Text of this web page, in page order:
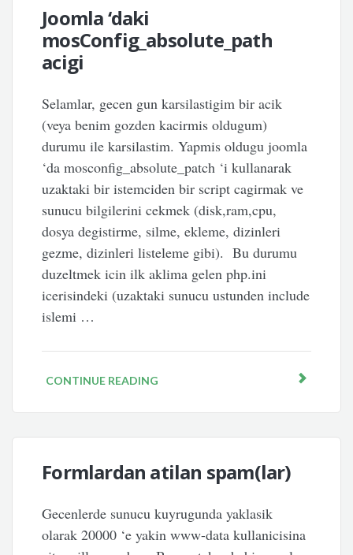
Joomla ‘daki
mosConfig_absolute_path
acigi
Selamlar, gecen gun karsilastigim bir acik
(veya benim gozden kacirmis oldugum)
durumu ile karsilastim. Yapmis oldugu joomla
‘da mosconfig_absolute_patch ‘i kullanarak
uzaktaki bir istemciden bir script cagirmak ve
sunucu bilgilerini cekmek (disk,ram,cpu,
dosya degistirme, silme, ekleme, dizinleri
gezme, dizinleri listeleme gibi). Bu durumu
duzeltmek icin ilk aklima gelen php.ini
icerisindeki (uzaktaki sunucu ustunden include
islemi …
CONTINUE READING
Formlardan atilan spam(lar)
Gecenlerde sunucu kuyrugunda yaklasik
olarak 20000 ‘e yakin www-data kullanicisina